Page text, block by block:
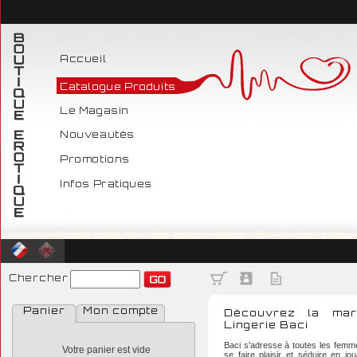
Accueil
Catalogue Produits
Le Magasin
Nouveautés
Promotions
Infos Pratiques
Chercher
Panier Mon compte
Votre panier est vide
Découvrez la
Lingerie Baci
Baci s'adresse à toutes les
se faire plaisir et séduire en